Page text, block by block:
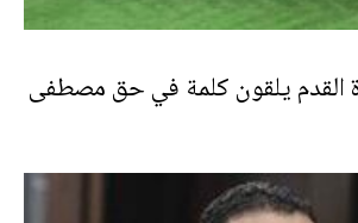
القدم يلقون كلمة في حق مصطفى